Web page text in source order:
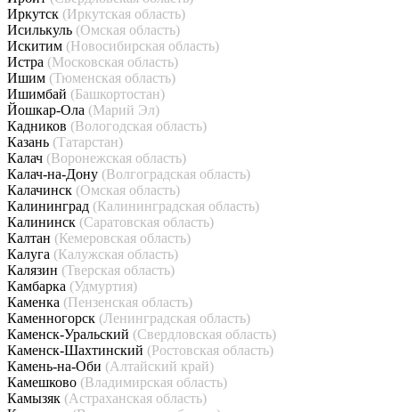
Иркутск (Иркутская область)
Исилькуль (Омская область)
Искитим (Новосибирская область)
Истра (Московская область)
Ишим (Тюменская область)
Ишимбай (Башкортостан)
Йошкар-Ола (Марий Эл)
Кадников (Вологодская область)
Казань (Татарстан)
Калач (Воронежская область)
Калач-на-Дону (Волгоградская область)
Калачинск (Омская область)
Калининград (Калининградская область)
Калининск (Саратовская область)
Калтан (Кемеровская область)
Калуга (Калужская область)
Калязин (Тверская область)
Камбарка (Удмуртия)
Каменка (Пензенская область)
Каменногорск (Ленинградская область)
Каменск-Уральский (Свердловская область)
Каменск-Шахтинский (Ростовская область)
Камень-на-Оби (Алтайский край)
Камешково (Владимирская область)
Камызяк (Астраханская область)